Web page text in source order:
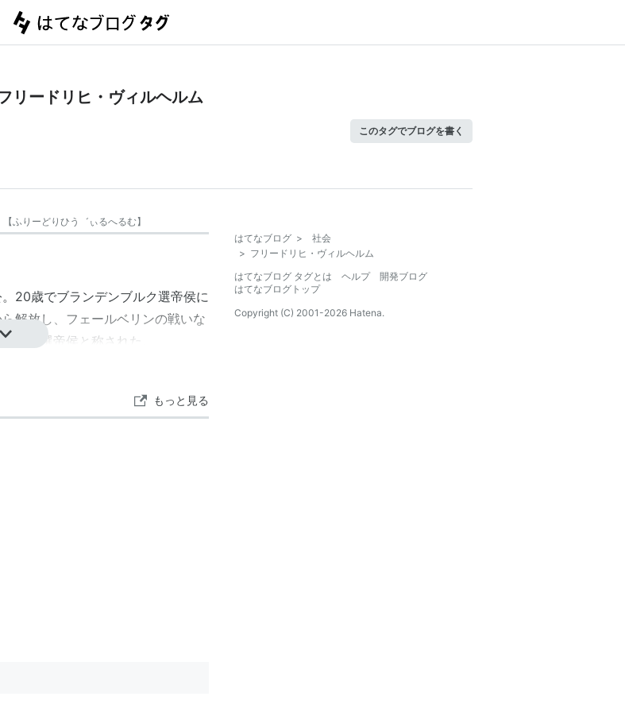
リードリヒ・ヴィルヘルム
このタグでブログを書く
【ふりーどりひう゛ぃるへるむ】
20歳でブランデンブルク選帝侯に
解放し、フェールベリンの戦いな
め
大選帝侯 と称された。
もっと見る
はてなブログ >
社会
> フリードリヒ・ヴィルヘルム
はてなブログ タグとは
ヘルプ
開発ブログ
はてなブログトップ
Copyright (C) 2001-2026 Hatena.